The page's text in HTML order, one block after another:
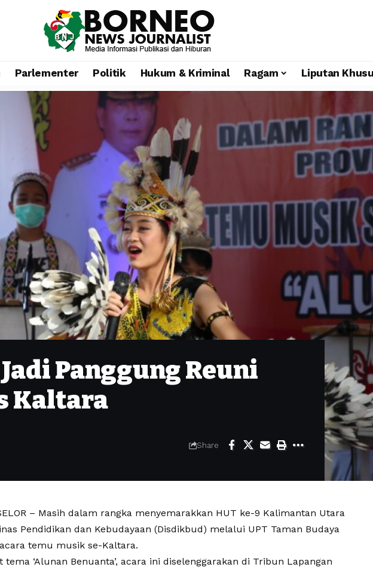
Parlementer Politik Hukum & Kriminal Ragam Liputan
Panggung Reuni
Kaltara
Share
– Masih dalam rangka menyemarakkan HUT ke-9 Kalimantan Utara
Pendidikan dan Kebudayaan (Disdikbud) melalui UPT Taman Budaya
temu musik se-Kaltara.
tema ‘Alunan Benuanta’, acara ini diselenggarakan di Tribun Lapangan